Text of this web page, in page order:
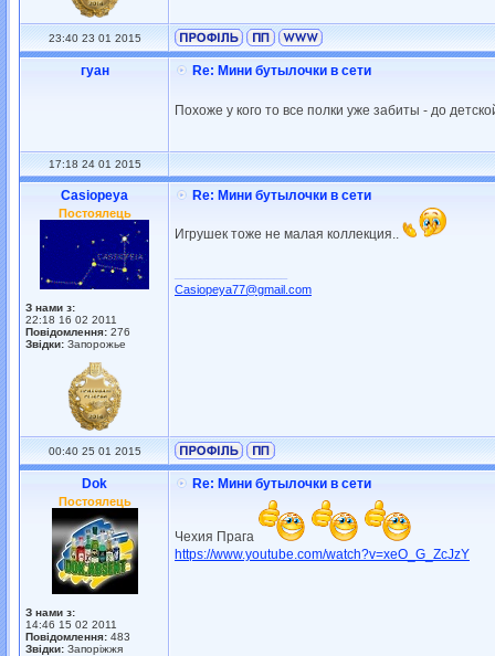
23:40 23 01 2015
гуан Re: Мини бутылочки в сети
Похоже у кого то все полки уже забиты - до
17:18 24 01 2015
Casiopeya
Постоялець
З нами з:
22:18 16 02 2011
Повідомлення: 276
Звідки: Запорожье
Re: Мини бутылочки в сети
Игрушек тоже не малая коллекция..
Casiopeya77@gmail.com
00:40 25 01 2015
Dok
Постоялець
З нами з:
14:46 15 02 2011
Повідомлення: 483
Звідки: Запоріжжя
Re: Мини бутылочки в сети
Чехия Прага
https://www.youtube.com/watch?v=xeO_G_ZcJzY